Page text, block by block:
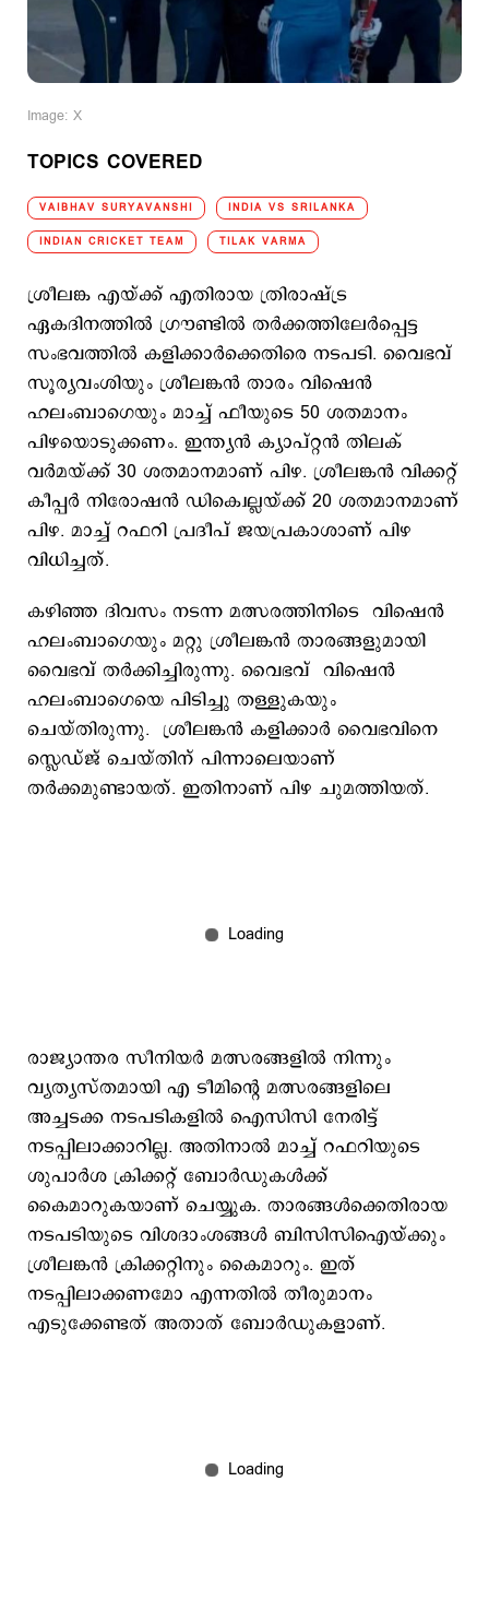
Image: X
TOPICS COVERED
VAIBHAV SURYAVANSHI INDIA VS SRILANKA
INDIAN CRICKET TEAM TILAK VARMA
ശ്രീലങ്ക എയ്ക്ക് എതിരായ ത്രിരാഷ്ട്ര
ഏകദിനത്തില്‍ ഗ്രൗണ്ടില്‍ തര്‍ക്കത്തിലേര്‍പ്പെട്ട
സംഭവത്തില്‍ കളിക്കാര്‍ക്കെതിരെ നടപടി. വൈഭവ്
സൂര്യവംശിയും ശ്രീലങ്കന്‍ താരം വിഷെൻ
ഹലംബാഗെയും മാച്ച് ഫീയുടെ 50 ശതമാനം
പിഴയൊടുക്കണം. ഇന്ത്യന്‍ ക്യാപ്റ്റന്‍ തിലക്
വര്‍മയ്ക്ക് 30 ശതമാനമാണ് പിഴ. ശ്രീലങ്കന്‍ വിക്കറ്റ്
കീപ്പര്‍ നിരോഷന്‍ ഡിക്വെല്ലയ്ക്ക് 20 ശതമാനമാണ്
പിഴ. മാച്ച് റഫറി പ്രദീപ് ജയപ്രകാശാണ് പിഴ
വിധിച്ചത്.
കഴിഞ്ഞ ദിവസം നടന്ന മത്സരത്തിനിടെ വിഷെൻ
ഹലംബാഗെയും മറ്റു ശ്രീലങ്കന്‍ താരങ്ങളുമായി
വൈഭവ് തര്‍ക്കിച്ചിരുന്നു. വൈഭവ് വിഷെന്‍
ഹലംബാഗെയെ പിടിച്ചു തള്ളുകയും
ചെയ്തിരുന്നു. ശ്രീലങ്കൻ കളിക്കാർ വൈഭവിനെ
സ്ലെഡ്ജ് ചെയ്തിന് പിന്നാലെയാണ്
തര്‍ക്കമുണ്ടായത്. ഇതിനാണ് പിഴ ചുമത്തിയത്.
രാജ്യാന്തര സീനിയര്‍ മത്സരങ്ങളില്‍ നിന്നും
വ്യത്യസ്തമായി എ ടീമിന്‍റെ മത്സരങ്ങളിലെ
അച്ചടക്ക നടപടികളില്‍ ഐസിസി നേരിട്ട്
നടപ്പിലാക്കാറില്ല. അതിനാല്‍ മാച്ച് റഫറിയുടെ
ശുപാര്‍ശ ക്രിക്കറ്റ് ബോര്‍ഡുകള്‍ക്ക്
കൈമാറുകയാണ് ചെയ്യുക. താരങ്ങള്‍ക്കെതിരായ
നടപടിയുടെ വിശദാംശങ്ങള്‍ ബിസിസിഐയ്ക്കും
ശ്രീലങ്കന്‍ ക്രിക്കറ്റിനും കൈമാറും. ഇത്
നടപ്പിലാക്കണമോ എന്നതില്‍ തീരുമാനം
എടുക്കേണ്ടത് അതാത് ബോര്‍ഡുകളാണ്.